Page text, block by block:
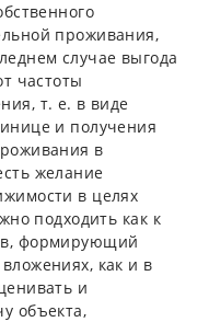
проживания,
случае выгода
частоты
т. е. в виде
и получения
в
желание
в целях
подходить как к
формирующий
как и в
и
объекта,